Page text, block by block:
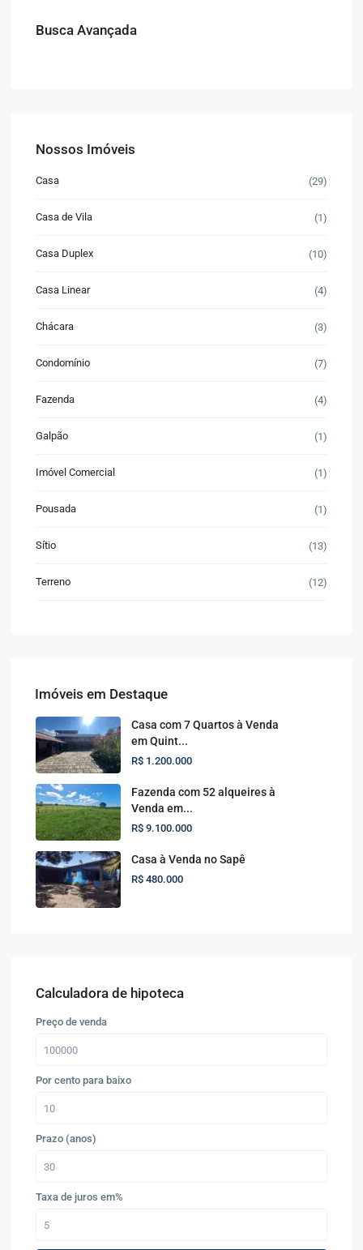
Busca Avançada
Nossos Imóveis
Casa (29)
Casa de Vila (1)
Casa Duplex (10)
Casa Linear (4)
Chácara (3)
Condomínio (7)
Fazenda (4)
Galpão (1)
Imóvel Comercial (1)
Pousada (1)
Sítio (13)
Terreno (12)
Imóveis em Destaque
Casa com 7 Quartos à Venda
em Quint...
R$ 1.200.000
Fazenda com 52 alqueires à
Venda em...
R$ 9.100.000
Casa à Venda no Sapê
R$ 480.000
Calculadora de hipoteca
Preço de venda
Por cento para baixo
Prazo (anos)
Taxa de juros em%